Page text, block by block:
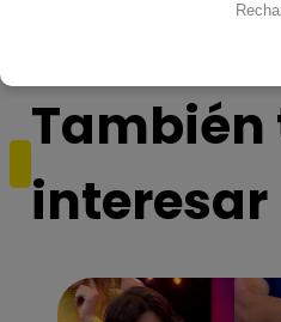
También
interesar